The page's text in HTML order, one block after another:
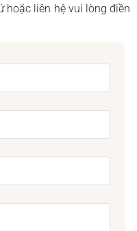
hoặc liên hệ vui lòng điền